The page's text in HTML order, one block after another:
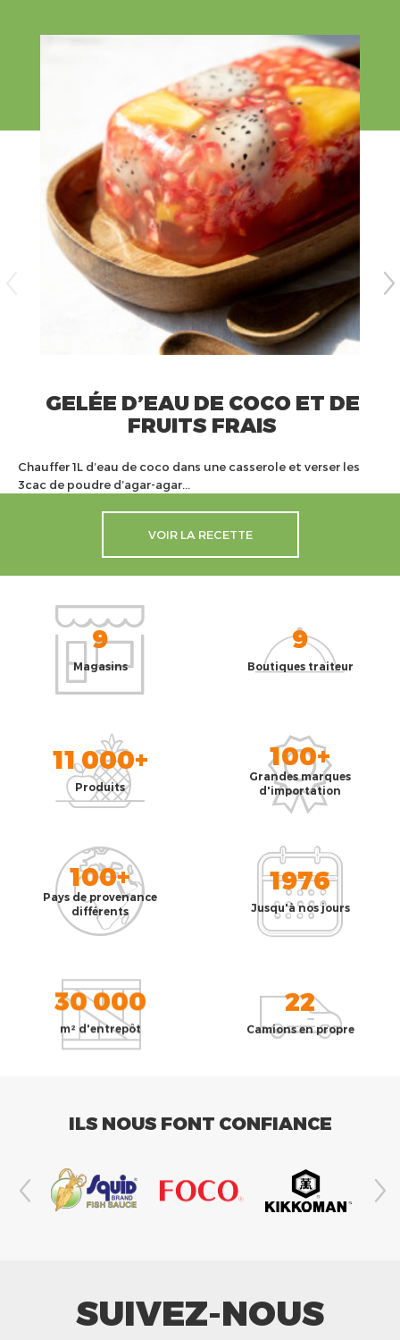
GELÉE D’EAU DE COCO ET DE
FRUITS FRAIS
Chauffer 1L d’eau de coco dans une casserole et verser les
3cac de poudre d’agar-agar...
VOIR LA RECETTE
9
Magasins
9
Boutiques traiteur
11 000+
Produits
100+
Grandes marques
d'importation
100+
Pays de provenance
différents
1976
Jusqu'à nos jours
30 000
m² d'entrepôt
22
Camions en propre
ILS NOUS FONT CONFIANCE
SUIVEZ-NOUS